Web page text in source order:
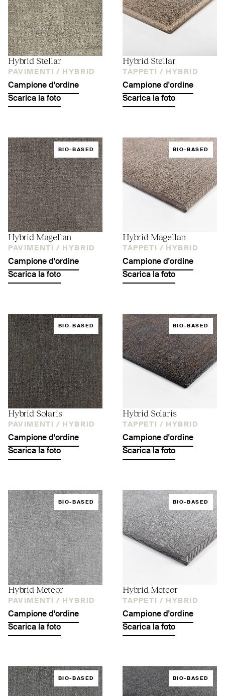
Hybrid Stellar
PAVIMENTI / HYBRID
Campione d'ordine
Scarica la foto
Hybrid Stellar
TAPPETI / HYBRID
Campione d'ordine
Scarica la foto
BIO-BASED
Hybrid Magellan
PAVIMENTI / HYBRID
Campione d'ordine
Scarica la foto
BIO-BASED
Hybrid Magellan
TAPPETI / HYBRID
Campione d'ordine
Scarica la foto
BIO-BASED
Hybrid Solaris
PAVIMENTI / HYBRID
Campione d'ordine
Scarica la foto
BIO-BASED
Hybrid Solaris
TAPPETI / HYBRID
Campione d'ordine
Scarica la foto
BIO-BASED
Hybrid Meteor
PAVIMENTI / HYBRID
Campione d'ordine
Scarica la foto
BIO-BASED
Hybrid Meteor
TAPPETI / HYBRID
Campione d'ordine
Scarica la foto
BIO-BASED BIO-BASED